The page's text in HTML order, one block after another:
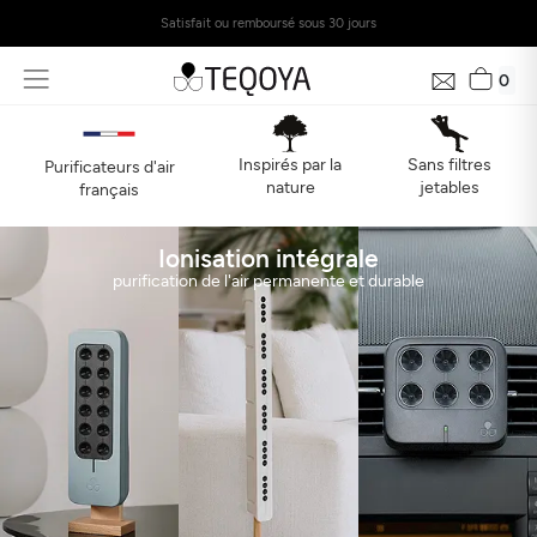
Satisfait ou remboursé sous 30 jours
0
Le purificateur d'air
éco-responsable
et français
DÉCOUVREZ LA GAMME
Un air plus pur,
partout cet été
DÉCOUVREZ NOS OFFRES ESTIVALES
Purificateurs d'air
français
Inspirés par la
nature
Sans filtres
jetables
Ionisation intégrale
purification de l'air permanente et durable
Recevez gratuitement le bilan de la qualité près de
chez vous en 24h
Découvrez la qualité de l’air autour de votre domicile, son
évolution et son impact sur votre santé
Adresse